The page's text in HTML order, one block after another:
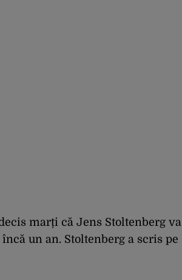
marți că Jens Stoltenberg va
un an. Stoltenberg a scris pe